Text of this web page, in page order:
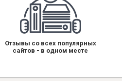
Отзывы со всех популярных
сайтов - в одном месте